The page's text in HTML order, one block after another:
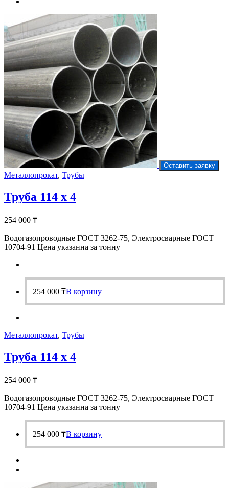
Оставить заявку
Металлопрокат, Трубы
Труба 114 х 4
254 000 ₸
Водогазопроводные ГОСТ 3262-75, Электросварные ГОСТ
10704-91 Цена указанна за тонну
254 000 ₸В корзину
Металлопрокат, Трубы
Труба 114 х 4
254 000 ₸
Водогазопроводные ГОСТ 3262-75, Электросварные ГОСТ
10704-91 Цена указанна за тонну
254 000 ₸В корзину